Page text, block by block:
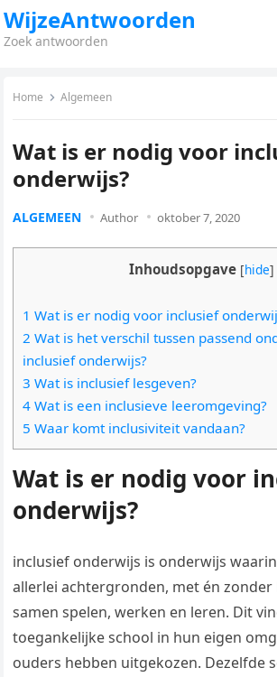
WijzeAntwoorden
Zoek antwoorden
Home Algemeen
Wat is er nodig voor
onderwijs?
ALGEMEEN Author oktober 7, 2020
Inhoudsopgave [hide]
1 Wat is er nodig voor inclusief
2 Wat is het verschil tussen passend
inclusief onderwijs?
3 Wat is inclusief lesgeven?
4 Wat is een inclusieve leeromgeving?
5 Waar komt inclusiviteit vandaan?
Wat is er nodig voor
onderwijs?
inclusief onderwijs is onderwijs
allerlei achtergronden, met én
samen spelen, werken en leren. Dit
toegankelijke school in hun eigen
ouders hebben uitgekozen. Dezelfde